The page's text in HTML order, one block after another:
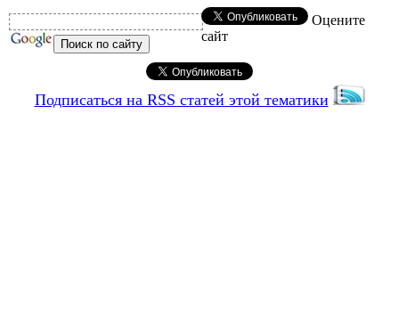
Оцените
сайт
Подписаться на RSS статей этой тематики